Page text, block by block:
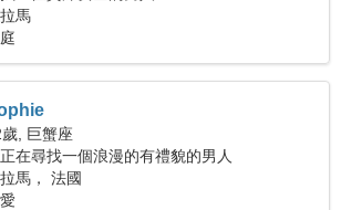
馬
, 巨蟹座
在尋找一個浪漫的有禮貌的男人
馬， 法國